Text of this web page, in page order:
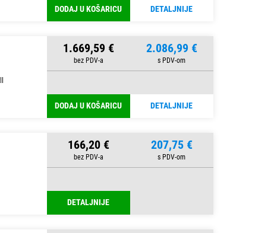
DODAJ U KOŠARICU DETALJNIJE
1.669,59 € 2.086,99 €
DODAJ U KOŠARICU DETALJNIJE
166,20 € 207,75 €
DETALJNIJE